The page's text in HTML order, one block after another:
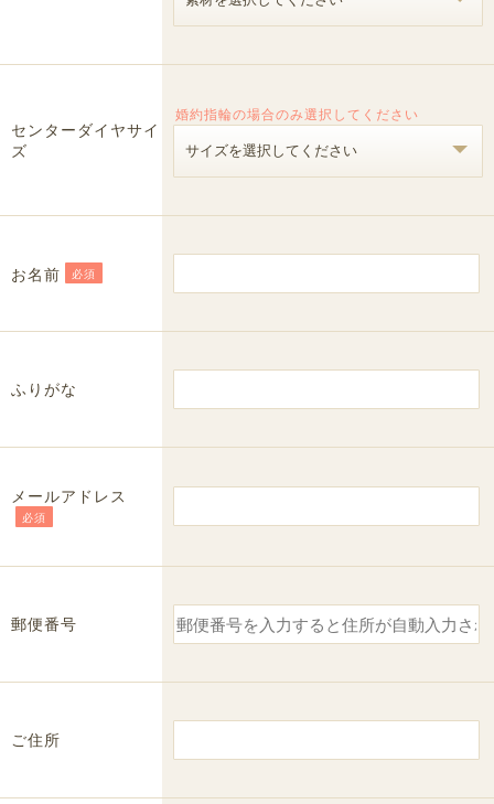
センターダイヤサイ
ズ
婚約指輪の場合のみ選択してください
お名前 必須
ふりがな
メールアドレス
必須
郵便番号
ご住所